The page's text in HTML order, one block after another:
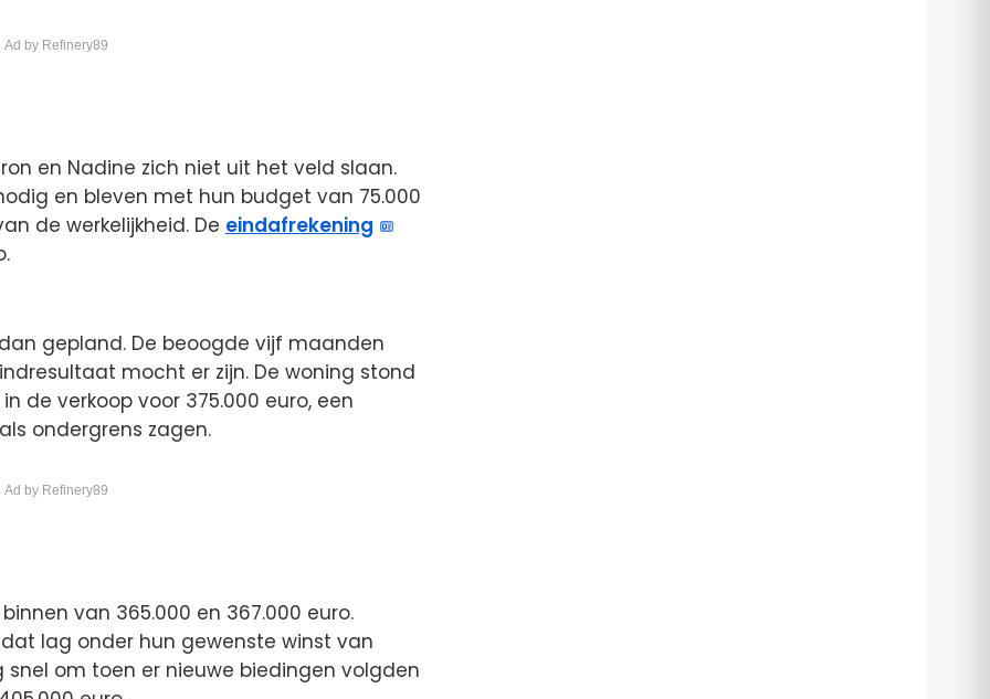
by Refinery89
en Nadine zich niet uit het veld slaan.
en bleven met hun budget van 75.000
de werkelijkheid. De eindafrekening
gepland. De beoogde vijf maanden
mocht er zijn. De woning stond
de verkoop voor 375.000 euro, een
ondergrens zagen.
by Refinery89
van 365.000 en 367.000 euro.
lag onder hun gewenste winst van
snel om toen er nieuwe biedingen volgden